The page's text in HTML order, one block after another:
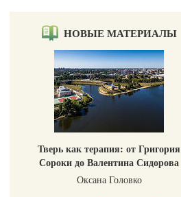
НОВЫЕ МАТЕРИАЛЫ
Тверь как терапия: от Григория
Сороки до Валентина Сидорова
Оксана Головко